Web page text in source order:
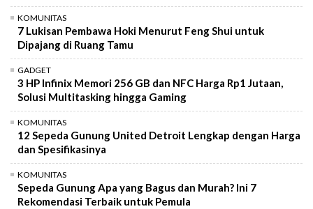
KOMUNITAS
7 Lukisan Pembawa Hoki Menurut Feng Shui untuk
Dipajang di Ruang Tamu
GADGET
3 HP Infinix Memori 256 GB dan NFC Harga Rp1 Jutaan,
Solusi Multitasking hingga Gaming
KOMUNITAS
12 Sepeda Gunung United Detroit Lengkap dengan Harga
dan Spesifikasinya
KOMUNITAS
Sepeda Gunung Apa yang Bagus dan Murah? Ini 7
Rekomendasi Terbaik untuk Pemula